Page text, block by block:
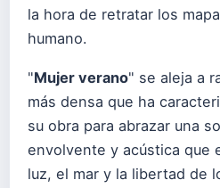
la hora de retratar los
humano.
"Mujer verano" se aleja a
más densa que ha
su obra para abrazar una
envolvente y acústica que
luz, el mar y la libertad de